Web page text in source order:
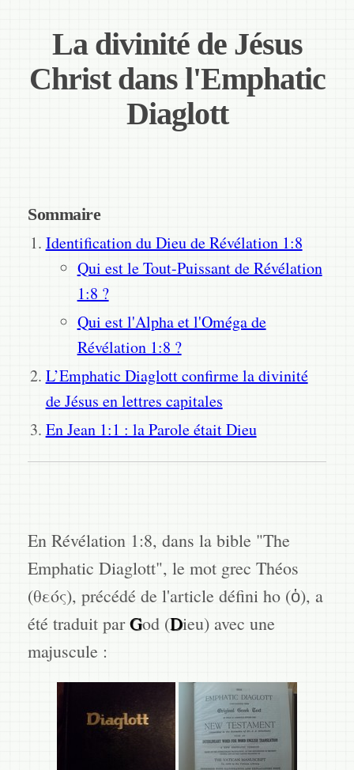
La divinité de Jésus
Christ dans l'Emphatic
Diaglott
Sommaire
Identification du Dieu de Révélation 1:8
Qui est le Tout-Puissant de Révélation
1:8 ?
Qui est l'Alpha et l'Oméga de
Révélation 1:8 ?
L’Emphatic Diaglott confirme la divinité
de Jésus en lettres capitales
En Jean 1:1 : la Parole était Dieu
En Révélation 1:8, dans la bible "The
Emphatic Diaglott", le mot grec Théos
(θεός), précédé de l'article défini ho (ὁ), a
été traduit parGod (Dieu) avec une
majuscule :